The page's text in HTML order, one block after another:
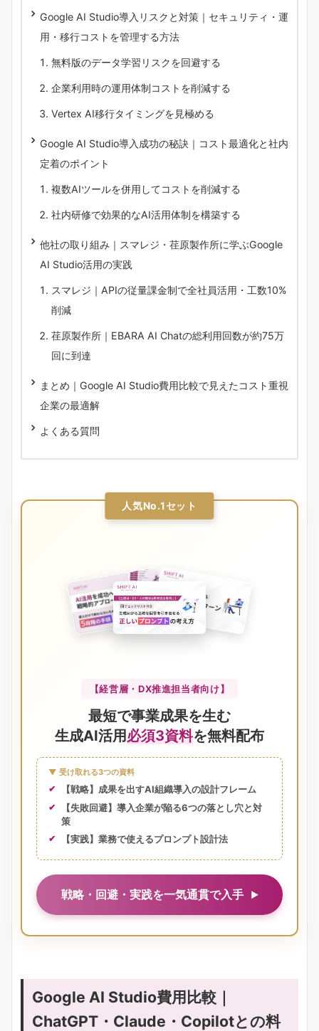
Google AI Studio導入リスクと対策｜セキュリティ・運
用・移行コストを管理する方法
無料版のデータ学習リスクを回避する
企業利用時の運用体制コストを削減する
Vertex AI移行タイミングを見極める
Google AI Studio導入成功の秘訣｜コスト最適化と社内
定着のポイント
複数AIツールを併用してコストを削減する
社内研修で効果的なAI活用体制を構築する
他社の取り組み｜スマレジ・荏原製作所に学ぶGoogle
AI Studio活用の実践
スマレジ｜APIの従量課金制で全社員活用・工数10%
削減
荏原製作所｜EBARA AI Chatの総利用回数が約75万
回に到達
まとめ｜Google AI Studio費用比較で見えたコスト重視
企業の最適解
よくある質問
人気No.1セット
【経営層・DX推進担当者向け】
最短で事業成果を生む
生成AI活用必須3資料を無料配布
▼ 受け取れる3つの資料
【戦略】成果を出すAI組織導入の設計フレーム
【失敗回避】導入企業が陥る6つの落とし穴と対
策
【実践】業務で使えるプロンプト設計法
戦略・回避・実践を一気通貫で入手
Google AI Studio費用比較｜
ChatGPT・Claude・Copilotとの料